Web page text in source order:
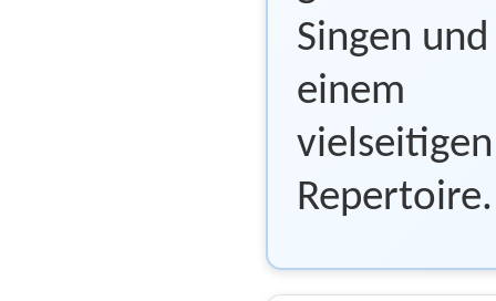
Singen und
einem
vielseitigen
Repertoire.